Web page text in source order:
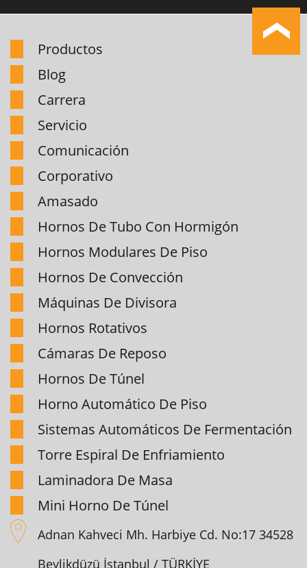
Productos
Blog
Carrera
Servicio
Comunicación
Corporativo
Amasado
Hornos De Tubo Con Hormigón
Hornos Modulares De Piso
Hornos De Convección
Máquinas De Divisora
Hornos Rotativos
Cámaras De Reposo
Hornos De Túnel
Horno Automático De Piso
Sistemas Automáticos De Fermentación
Torre Espiral De Enfriamiento
Laminadora De Masa
Mini Horno De Túnel
Adnan Kahveci Mh. Harbiye Cd. No:17 34528
Beylikdüzü İstanbul / TÜRKİYE